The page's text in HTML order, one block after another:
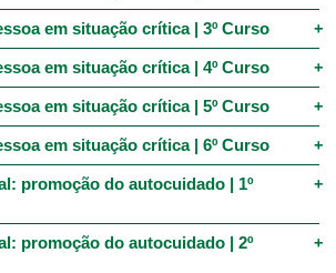
em situação crítica | 3º Curso
em situação crítica | 4º Curso
em situação crítica | 5º Curso
em situação crítica | 6º Curso
promoção do autocuidado | 1º
promoção do autocuidado | 2º